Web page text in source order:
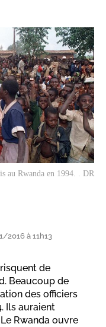
au Rwanda en 1994. . DR
2016 à 11h13
de
Beaucoup de
des officiers
Ils auraient
Rwanda ouvre